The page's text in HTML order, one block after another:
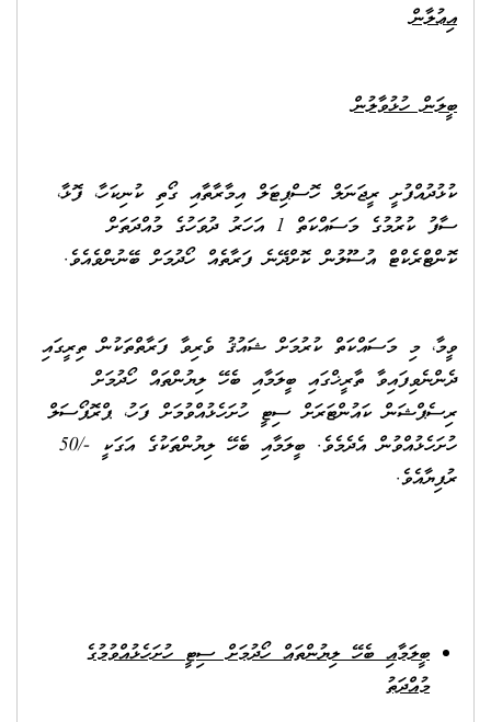
އިޢުލާން
ބީލަން ހުޅުވާލުން
ކުޅުދުއްފުށީ ރީޖަނަލް ހޮސްޕިޓަލް އިމާރާތާއި ގޯތި ކުނިކަހާ، ފޮޅާ،
ސާފު ކުރުމުގެ މަސައްކަތް 1 އަހަރު ދުވަހުގެ މުއްދަތަށް
ކޮންޓްރެކްޓް އުސޫލުން ކޮށްދޭނެ ފަރާތެއް ހޯދުމަށް ބޭނުންވެއެވެ.
ވީމާ، މި މަސައްކަތް ކުރުމަށް ޝައުޤު ވެރިވާ ފަރާތްތަކުން ތިރީގައި
ދެންނެވިފައިވާ ތާރީޚްގައި ބީލަމާއި ބެހޭ ލިޔުންތައް ހޯދުމަށް
ރިސެޕްޝަން ކައުންޓަރަށް ސިޓީ ހުށަހެޅުއްވުމަށް ފަހު، ޕްރޮޕޯސަލް
ހުށަހެޅުއްވުން އެދެމެވެ. ބީލަމާއި ބެހޭ ލިޔުންތަކުގެ އަގަކީ -/50
ރުފިޔާއެވެ.
ބީލަމާއި ބެހޭ ލިޔުންތައް ހޯދުމަށް ސިޓީ ހުށަހެޅުއްވުމުގެ
މުއްދަތު